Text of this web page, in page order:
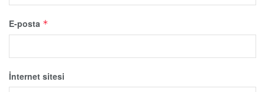
E-posta *
İnternet sitesi